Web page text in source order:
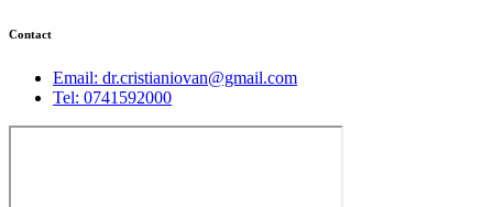
Contact
Email: dr.cristianiovan@gmail.com
Tel: 0741592000